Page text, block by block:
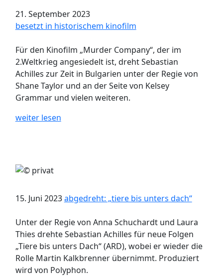
21. September 2023
besetzt in historischem kinofilm
Für den Kinofilm „Murder Company“, der im
2.Weltkrieg angesiedelt ist, dreht Sebastian
Achilles zur Zeit in Bulgarien unter der Regie von
Shane Taylor und an der Seite von Kelsey
Grammar und vielen weiteren.
weiter lesen
15. Juni 2023abgedreht: „tiere bis unters dach“
Unter der Regie von Anna Schuchardt und Laura
Thies drehte Sebastian Achilles für neue Folgen
„Tiere bis unters Dach“ (ARD), wobei er wieder die
Rolle Martin Kalkbrenner übernimmt. Produziert
wird von Polyphon.